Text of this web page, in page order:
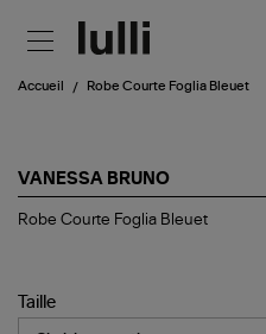
Accueil Robe Courte Foglia Bleuet
VANESSA BRUNO
Robe
Robe Courte Foglia Bleuet
Taille